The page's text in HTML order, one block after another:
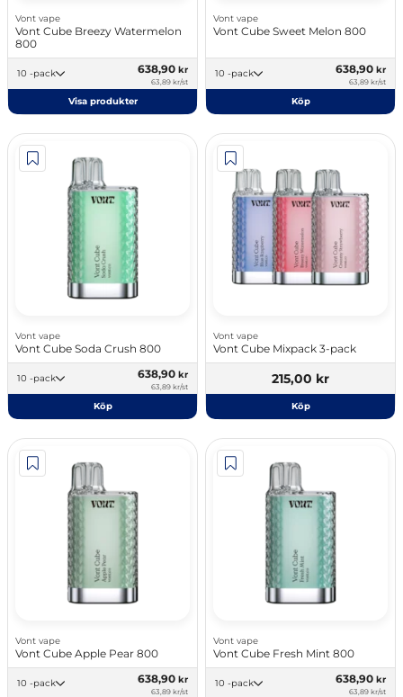
Vont vape
Vont Cube Breezy Watermelon
800
10 -pack 638,90 kr
63,89 kr/st
Visa produkter
Vont vape
Vont Cube Sweet Melon 800
10 -pack 638,90 kr
63,89 kr/st
Köp
Vont vape
Vont Cube Soda Crush 800
10 -pack 638,90 kr
63,89 kr/st
Köp
Vont vape
Vont Cube Mixpack 3-pack
215,00 kr
Köp
Vont vape
Vont Cube Apple Pear 800
10 -pack 638,90 kr
63,89 kr/st
Vont vape
Vont Cube Fresh Mint 800
10 -pack 638,90 kr
63,89 kr/st